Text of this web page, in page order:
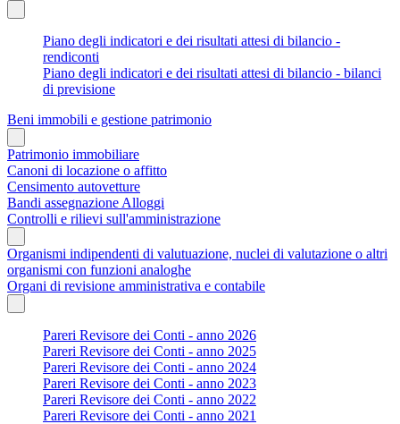
Piano degli indicatori e dei risultati attesi di bilancio -
rendiconti
Piano degli indicatori e dei risultati attesi di bilancio - bilanci
di previsione
Beni immobili e gestione patrimonio
Patrimonio immobiliare
Canoni di locazione o affitto
Censimento autovetture
Bandi assegnazione Alloggi
Controlli e rilievi sull'amministrazione
Organismi indipendenti di valutuazione, nuclei di valutazione o altri
organismi con funzioni analoghe
Organi di revisione amministrativa e contabile
Pareri Revisore dei Conti - anno 2026
Pareri Revisore dei Conti - anno 2025
Pareri Revisore dei Conti - anno 2024
Pareri Revisore dei Conti - anno 2023
Pareri Revisore dei Conti - anno 2022
Pareri Revisore dei Conti - anno 2021